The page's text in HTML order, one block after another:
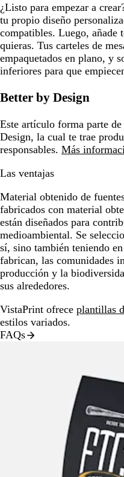
¿Listo para empezar a
tu propio diseño
compatibles. Luego, añade
quieras. Tus carteles de
empaquetados en plano, y
inferiores para que
Better by Design
Este artículo forma parte
Design, la cual te trae
responsables. Más
Las ventajas
Material obtenido de
fabricados con material
están diseñados para
medioambiental. Se
sí, sino también teniendo
fabrican, las comunidades
producción y la
sus alrededores.
VistaPrint ofrece plantillas
estilos variados.
FAQs